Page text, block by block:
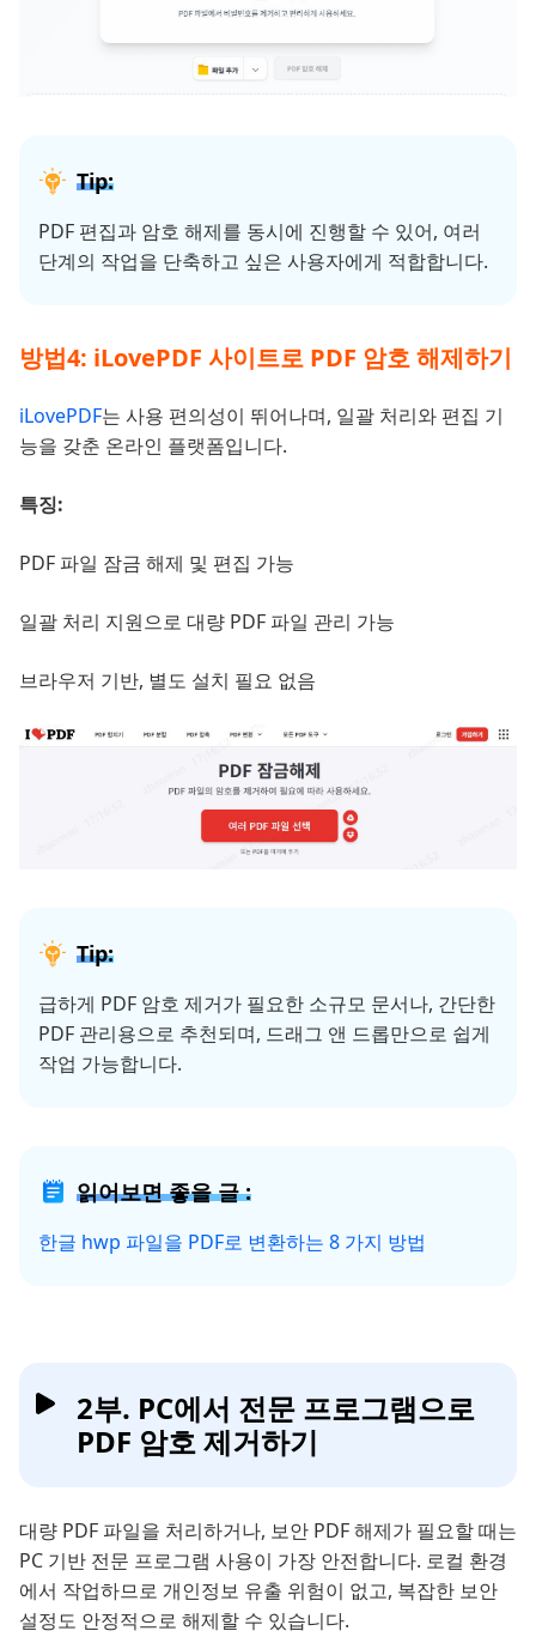
Tip:
PDF 편집과 암호 해제를 동시에 진행할 수 있어, 여러
단계의 작업을 단축하고 싶은 사용자에게 적합합니다.
방법4: iLovePDF 사이트로 PDF 암호 해제하기
iLovePDF는 사용 편의성이 뛰어나며, 일괄 처리와 편집 기
능을 갖춘 온라인 플랫폼입니다.
특징:
PDF 파일 잠금 해제 및 편집 가능
일괄 처리 지원으로 대량 PDF 파일 관리 가능
브라우저 기반, 별도 설치 필요 없음
Tip:
급하게 PDF 암호 제거가 필요한 소규모 문서나, 간단한
PDF 관리용으로 추천되며, 드래그 앤 드롭만으로 쉽게
작업 가능합니다.
읽어보면 좋을 글 :
한글 hwp 파일을 PDF로 변환하는 8 가지 방법
2부. PC에서 전문 프로그램으로
PDF 암호 제거하기
대량 PDF 파일을 처리하거나, 보안 PDF 해제가 필요할 때는
PC 기반 전문 프로그램 사용이 가장 안전합니다. 로컬 환경
에서 작업하므로 개인정보 유출 위험이 없고, 복잡한 보안
설정도 안정적으로 해제할 수 있습니다.